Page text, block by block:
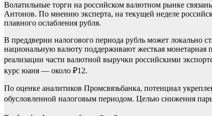
Волатильные торги на российском валютном рынке
Антонов. По мнению эксперта, на текущей неделе
плавного ослабления рубля.
В преддверии налогового периода рубль может локально
национальную валюту поддерживают жесткая монетарная
реализации части валютной выручки российскими
курс юаня — около ₽12.
По оценке аналитиков Промсвязьбанка, потенциал
обусловленной налоговым периодом. Целью снижения